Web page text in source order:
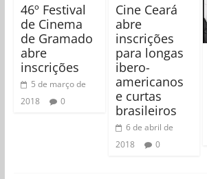
46º Festival
de Cinema
de Gramado
abre
inscrições
5 de março de
2018
0
Cine Ceará
abre
inscrições
para longas
ibero-
americanos
e curtas
brasileiros
6 de abril de
2018
0